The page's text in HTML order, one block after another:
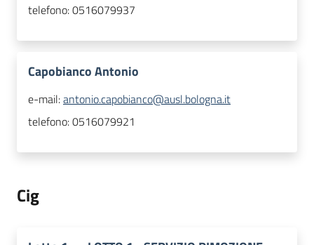
telefono:0516079937
Capobianco Antonio
e-mail:antonio.capobianco@ausl.bologna.it
telefono:0516079921
Cig